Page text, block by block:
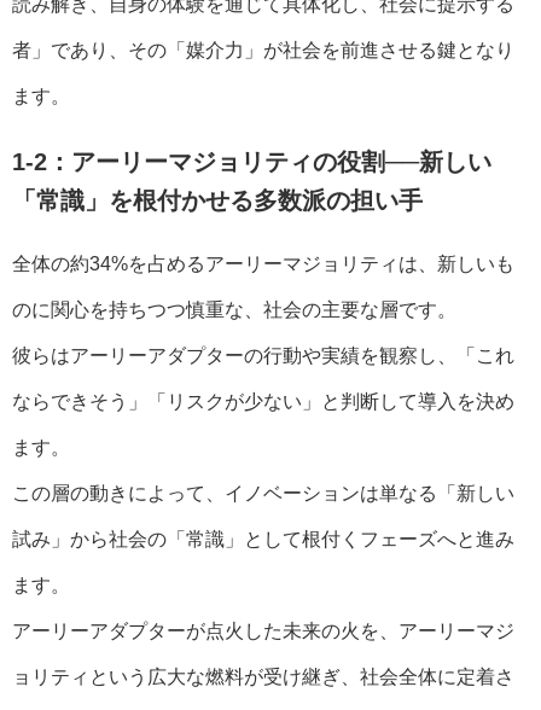
読み解き、自身の体験を通じて具体化し、社会に提示する
者」であり、その「媒介力」が社会を前進させる鍵となり
ます。
1-2：アーリーマジョリティの役割──新しい
「常識」を根付かせる多数派の担い手
全体の約34%を占めるアーリーマジョリティは、新しいも
のに関心を持ちつつ慎重な、社会の主要な層です。
彼らはアーリーアダプターの行動や実績を観察し、「これ
ならできそう」「リスクが少ない」と判断して導入を決め
ます。
この層の動きによって、イノベーションは単なる「新しい
試み」から社会の「常識」として根付くフェーズへと進み
ます。
アーリーアダプターが点火した未来の火を、アーリーマジ
ョリティという広大な燃料が受け継ぎ、社会全体に定着さ